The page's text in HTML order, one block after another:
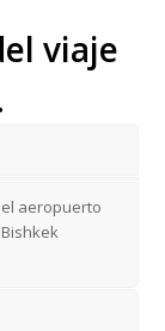
viaje
aeropuerto